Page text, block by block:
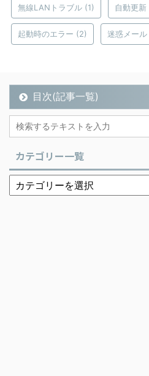
無線LANトラブル (1) 自動更新
起動時のエラー (2) 迷惑メール
目次(記事一覧)
カテゴリー一覧